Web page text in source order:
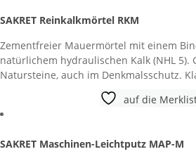
SAKRET Reinkalkmörtel RKM
Zementfreier Mauermörtel mit einem
natürlichem hydraulischen Kalk (NHL 5).
Natursteine, auch im Denkmalsschutz.
auf die
SAKRET Maschinen-Leichtputz MAP-M